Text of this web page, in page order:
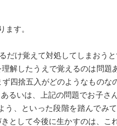
ます。
だけ覚えて対処してしまおう
解したうえで覚えるのは問題
四捨五入がどのようなものな
るいは、上記の問題でお子さ
う、といった段階を踏んでみ
として今後に生かすのは、こ